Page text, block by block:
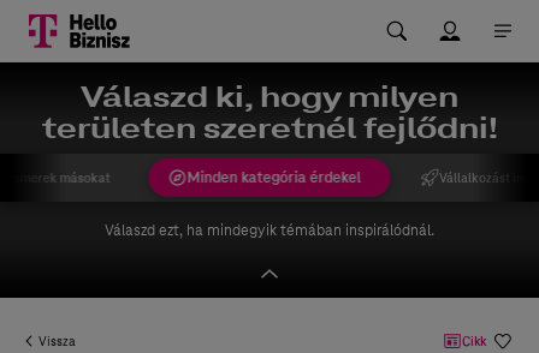
Válaszd ki, hogy milyen
területen szeretnél fejlődni!
Minden kategória érdekel Vállalkozást
másokat
Válaszd ezt, ha mindegyik témában inspirálódnál.
Vissza Cikk